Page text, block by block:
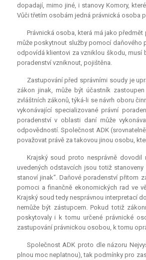
dopadají, mimo jiné, i stanovy Komory,
Vůči třetím osobám jedná právnická osoba
Právnická osoba, která má jako
může poskytnout služby pomocí daňového
odpovídá klientovi za vzniklou škodu, musí
poradenství vzniknout, pojištěna.
Zastupování před správními soudy je
zákon jinak, může být účastník
zvláštních zákonů, týká-li se návrh oboru
vykonávající specializované právní
poradenství v oblasti daní může
odpovědností. Společnost ADK
považovat právě za takovou jinou osobu,
Krajský soud proto nesprávně
uvedených odstavcích jsou totiž stanoveny
stanoví jinak“. Daňové poradenství přitom
pomoci a finančně ekonomických rad ve
Krajský soud tedy nesprávnou interpretací
nemůže být zástupcem. Pokud totiž
poskytovaly i k tomu určené právnické
zastupování právnickou osobou, k tomu
Společnost ADK proto dle názoru
plnou moc neplatnou), tak podmínky pro